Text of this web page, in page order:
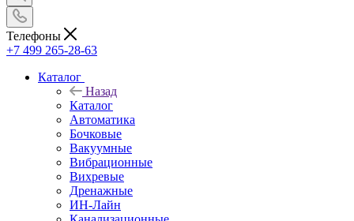
Телефоны
+7 499 265-28-63
Каталог
Назад
Каталог
Автоматика
Бочковые
Вакуумные
Вибрационные
Вихревые
Дренажные
ИН-Лайн